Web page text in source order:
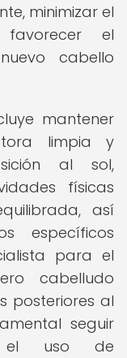
minimizar el
el
cabello
mantener
limpia y
al sol,
físicas
así
específicos
para el
cabelludo
posteriores al
seguir
el uso de